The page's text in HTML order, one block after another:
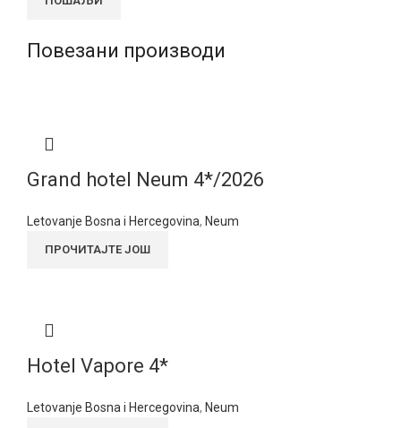
Повезани производи
Grand hotel Neum 4*/2026
Letovanje Bosna i Hercegovina, Neum
ПРОЧИТАЈТЕ ЈОШ
Hotel Vapore 4*
Letovanje Bosna i Hercegovina, Neum